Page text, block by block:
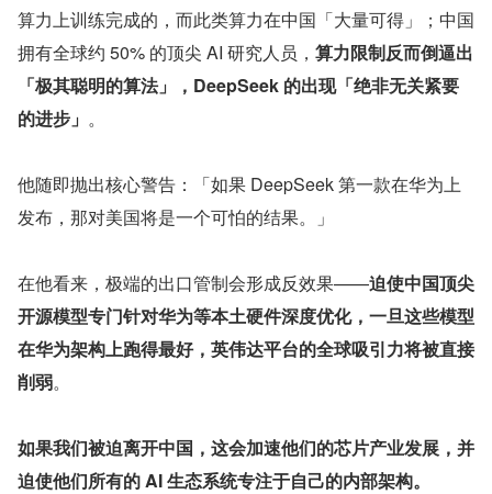
算力上训练完成的，而此类算力在中国「大量可得」；中国
拥有全球约 50% 的顶尖 AI 研究人员， 算力限制反而倒逼出
「极其聪明的算法」，DeepSeek 的出现「绝非无关紧要
的进步」 。
他随即抛出核心警告：「如果 DeepSeek 第一款在华为上
发布，那对美国将是一个可怕的结果。」
在他看来，极端的出口管制会形成反效果——迫使中国顶尖
开源模型专门针对华为等本土硬件深度优化，一旦这些模型
在华为架构上跑得最好，英伟达平台的全球吸引力将被直接
削弱。
如果我们被迫离开中国，这会加速他们的芯片产业发展，并
迫使他们所有的 AI 生态系统专注于自己的内部架构。